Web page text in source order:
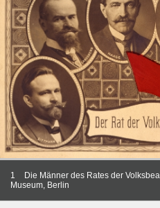
SCHIFFSTYPEN
Entwicklungen im
1
Die Männer des Rates der
Museum, Berlin